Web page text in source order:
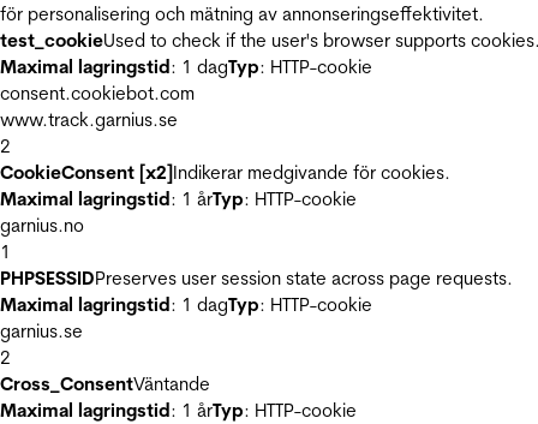
för personalisering och mätning av annonseringseffektivitet.
test_cookieUsed to check if the user's browser supports
Maximal lagringstid: 1 dagTyp: HTTP-cookie
consent.cookiebot.com
www.track.garnius.se
2
CookieConsent [x2]Indikerar medgivande för cookies.
Maximal lagringstid: 1 årTyp: HTTP-cookie
garnius.no
1
PHPSESSIDPreserves user session state across page requests.
Maximal lagringstid: 1 dagTyp: HTTP-cookie
garnius.se
2
Cross_ConsentVäntande
Maximal lagringstid: 1 årTyp: HTTP-cookie